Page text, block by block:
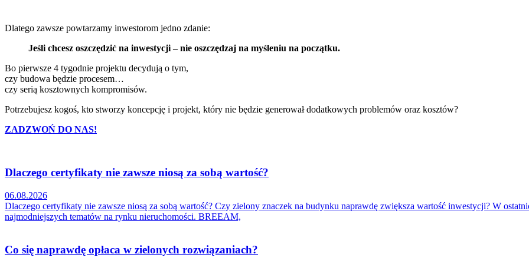
Dlatego zawsze powtarzamy inwestorom jedno zdanie:
Jeśli chcesz oszczędzić na inwestycji – nie oszczędzaj na myśleniu na początku.
Bo pierwsze 4 tygodnie projektu decydują o tym,
czy budowa będzie procesem…
czy serią kosztownych kompromisów.
Potrzebujesz kogoś, kto stworzy koncepcję i projekt, który nie będzie generował dodatkowych problemów oraz kosztów?
ZADZWOŃ DO NAS!
Dlaczego certyfikaty nie zawsze niosą za sobą wartość?
06.08.2026
Dlaczego certyfikaty nie zawsze niosą za sobą wartość? Czy zielony znaczek na budynku naprawdę zwiększa wartość inwestycji? W
najmodniejszych tematów na rynku nieruchomości. BREEAM,
Co się naprawdę opłaca w zielonych rozwiązaniach?